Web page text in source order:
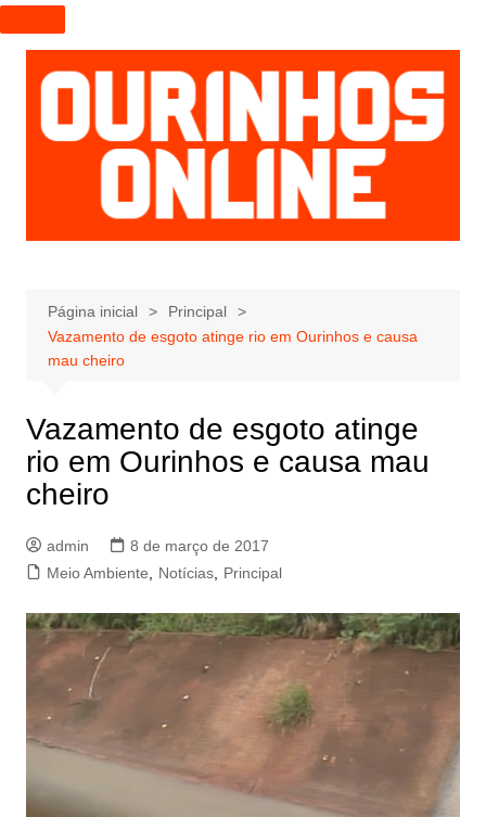
I
r
p
a
r
a
e
ú
d
Página inicial
Principal
Vazamento de esgoto atinge rio em Ourinhos e causa
mau cheiro
Vazamento de esgoto atinge
rio em Ourinhos e causa mau
cheiro
admin
8 de março de 2017
Meio Ambiente
Notícias, Principal